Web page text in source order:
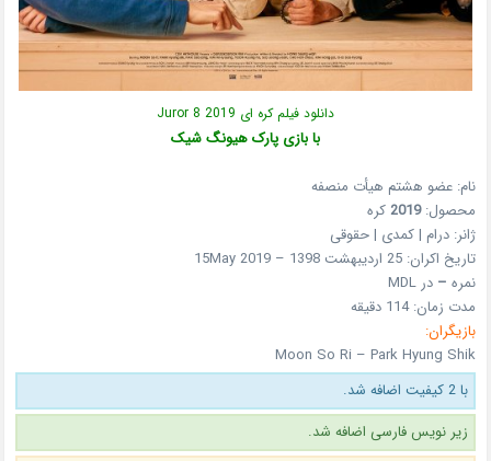
دانلود فیلم کره ای Juror 8 2019
با بازی پارک هیونگ شیک
نام: عضو هشتم هیأت منصفه
محصول:2019 کره
ژانر: درام | کمدی | حقوقی
تاریخ اکران: 25 اردیبهشت 1398 – 15May 2019
نمره – در MDL
مدت زمان: 114 دقیقه
بازیگران:
Moon So Ri – Park Hyung Shik
با 2 کیفیت اضافه شد.
زیر نویس فارسی اضافه شد.